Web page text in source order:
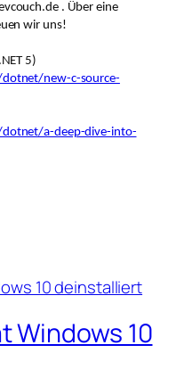
. Über eine
wir uns!
5)
new-c-source-
a-deep-dive-into-
Windows 10